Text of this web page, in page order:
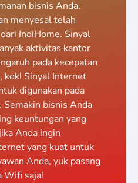
bisnis Anda.
menyesal telah
IndiHome. Sinyal
aktivitas kantor
pada kecepatan
kok! Sinyal Internet
digunakan pada
Semakin bisnis Anda
keuntungan yang
Anda ingin
yang kuat untuk
Anda, yuk pasang
Wifi saja!